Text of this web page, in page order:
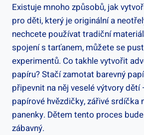
Existuje mnoho způsobů, jak
pro děti, který je originální a
nechcete používat tradiční
spojení s tarťanem, můžete se
experimentů. Co takhle vytvořit
papíru? Stačí zamotat barevný
připevnit na něj veselé výtvory dětí
papírové hvězdičky, zářivé srdíčka
panenky. Dětem tento proces
zábavný.